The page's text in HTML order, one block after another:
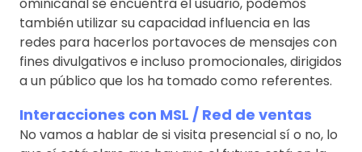
también utilizar su capacidad influencia en las
redes para hacerlos portavoces de mensajes con
fines divulgativos e incluso promocionales, dirigidos
a un público que los ha tomado como referentes.
Interacciones con MSL / Red de ventas
No vamos a hablar de si visita presencial sí o no, lo